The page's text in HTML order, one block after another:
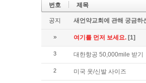
번호 제목
공지 새언약교회에 관해 궁금
» 여기를 먼저 보세요. [1]
3 대한항공 50,000mile 받기
2 미국 옷/신발 사이즈